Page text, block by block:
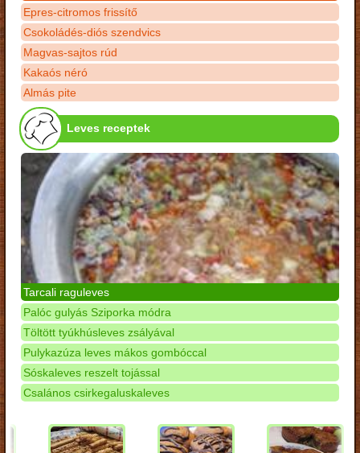
Epres-citromos frissítő
Csokoládés-diós szendvics
Magvas-sajtos rúd
Kakaós néró
Almás pite
Leves receptek
Tarcali raguleves
Palóc gulyás Sziporka módra
Töltött tyúkhúsleves zsályával
Pulykazúza leves mákos gombóccal
Sóskaleves reszelt tojással
Csalános csirkegaluskaleves